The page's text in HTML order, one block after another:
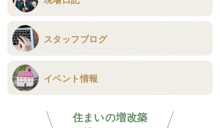
スタッフブログ
イベント情報
住まいの増改築